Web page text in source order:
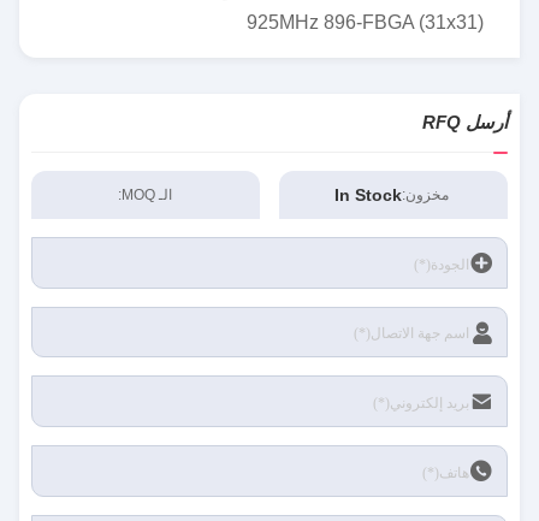
925MHz 896-FBGA (31x31)
أرسل RFQ
مخزون:In Stock الـ MOQ: